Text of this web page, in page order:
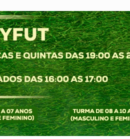
acidente na BR-364, entre elas
de facção é preso com
colisão entre carreta e Fiat Uno
da legislação sobre
infantil na internet e via IA
defesa e ciência em Brasília
mortos e um em estado grave